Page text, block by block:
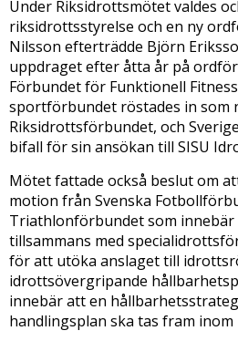
Under Riksidrottsmötet valdes
riksidrottsstyrelse och en ny
Nilsson efterträdde Björn
uppdraget efter åtta år på
Förbundet för Funktionell
sportförbundet röstades in som
Riksidrottsförbundet, och
bifall för sin ansökan till SISU
Mötet fattade också beslut om
motion från Svenska
Triathlonförbundet som
tillsammans med
för att utöka anslaget till
idrottsövergripande
innebär att en
handlingsplan ska tas fram